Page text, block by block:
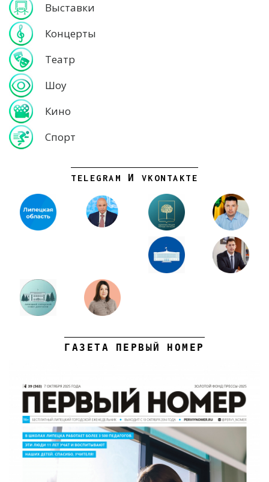
Выставки
Концерты
Театр
Шоу
Кино
Спорт
TELEGRAM И VKONTAKTE
ГАЗЕТА ПЕРВЫЙ НОМЕР